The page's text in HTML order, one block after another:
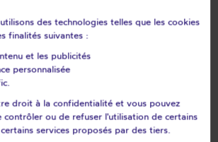
Mallièvre
Monsireigne
Montournais
des technologies telles que les cookies
finalités suivantes :
et les publicités
personnalisée
droit à la confidentialité et vous pouvez
contrôler ou de refuser l'utilisation de certains
services proposés par des tiers.